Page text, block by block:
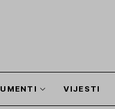
VIJESTI